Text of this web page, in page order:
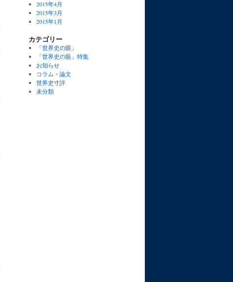
2015年4月
2015年3月
2015年1月
カテゴリー
「世界史の眼」
「世界史の眼」特集
お知らせ
コラム・論文
世界史寸評
未分類